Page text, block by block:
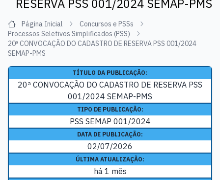
RESERVA PSS 001/2024 SEMAP-PMS
Página Inicial
Concursos e PSSs
Processos Seletivos Simplificados (PSS)
20ª CONVOCAÇÃO DO CADASTRO DE RESERVA PSS 001/2024
SEMAP-PMS
TÍTULO DA PUBLICAÇÃO:
20ª CONVOCAÇÃO DO CADASTRO DE RESERVA PSS
001/2024 SEMAP-PMS
TIPO DE PUBLICAÇÃO:
PSS SEMAP 001/2024
DATA DE PUBLICAÇÃO:
02/07/2026
ÚLTIMA ATUALIZAÇÃO:
há 1 mês